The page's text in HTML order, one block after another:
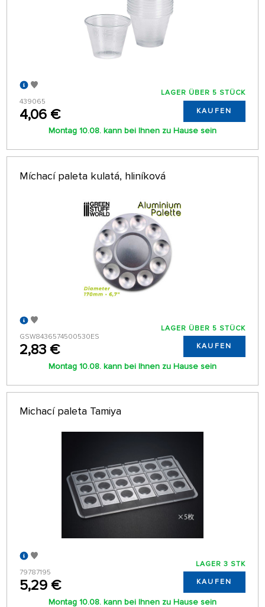
439065
4,06 €
LAGER ÜBER 5 STÜCK
KAUFEN
Montag 10.08. kann bei Ihnen zu Hause sein
Míchací paleta kulatá, hliníková
GSW8436574500530ES
2,83 €
LAGER ÜBER 5 STÜCK
KAUFEN
Montag 10.08. kann bei Ihnen zu Hause sein
Michací paleta Tamiya
79787195
5,29 €
LAGER 3 STK
KAUFEN
Montag 10.08. kann bei Ihnen zu Hause sein